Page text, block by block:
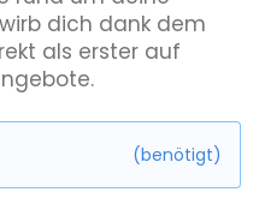
dich dank dem
als erster auf
(benötigt)